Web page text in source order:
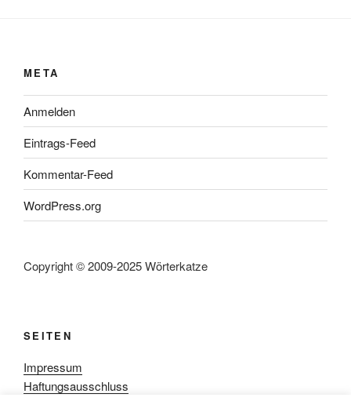
META
Anmelden
Eintrags-Feed
Kommentar-Feed
WordPress.org
Copyright © 2009-2025 Wörterkatze
SEITEN
Impressum
Haftungsausschluss